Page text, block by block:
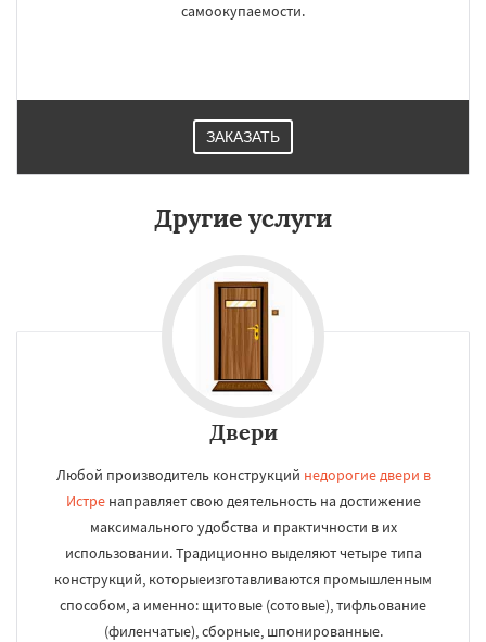
самоокупаемости.
ЗАКАЗАТЬ
Другие услуги
Двери
Любой производитель конструкций недорогие двери в
Истренаправляет свою деятельность на достижение
максимального удобства и практичности в их
использовании. Традиционно выделяют четыре типа
конструкций, которыеизготавливаются промышленным
способом, а именно: щитовые (сотовые), тифльование
(филенчатые), сборные, шпонированные.